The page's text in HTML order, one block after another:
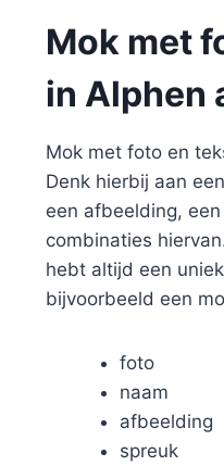
Mok met
in Alphen
Mok met foto en
Denk hierbij aan
een afbeelding,
combinaties
hebt altijd een
bijvoorbeeld een
foto
naam
afbeelding
spreuk